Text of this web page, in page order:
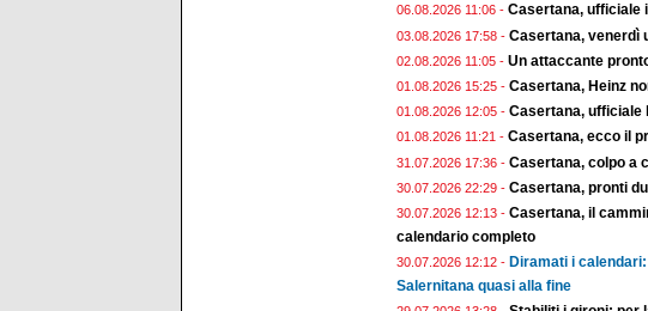
06.08.2026 11:06 - Casertana, ufficiale
03.08.2026 17:58 - Casertana, venerdì
02.08.2026 11:05 - Un attaccante
01.08.2026 15:25 - Casertana, Heinz
01.08.2026 12:05 - Casertana, ufficiale
01.08.2026 11:21 - Casertana, ecco il
31.07.2026 17:36 - Casertana, colpo a
30.07.2026 22:29 - Casertana, pronti
30.07.2026 12:13 - Casertana, il
calendario completo
30.07.2026 12:12 - Diramati i
Salernitana quasi alla fine